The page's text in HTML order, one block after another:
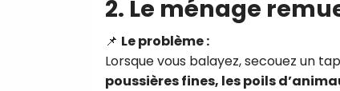
2. Le ménage
📌 Le problème :
Lorsque vous balayez, secouez un
poussières fines, les poils